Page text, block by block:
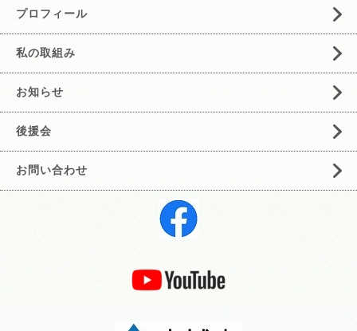
プロフィール
私の取組み
お知らせ
後援会
お問い合わせ